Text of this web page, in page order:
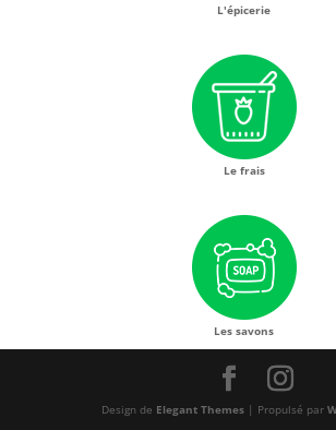
L'épicerie
Le frais
Les savons
Design de Elegant Themes | Propulsé par